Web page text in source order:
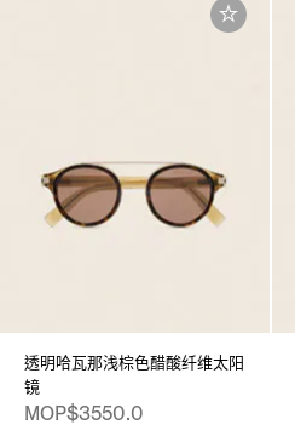
透明哈瓦那浅棕色醋酸纤维太阳
镜
MOP$3550.0